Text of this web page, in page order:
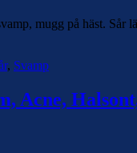
mugg på häst.
, Svamp
Acne,